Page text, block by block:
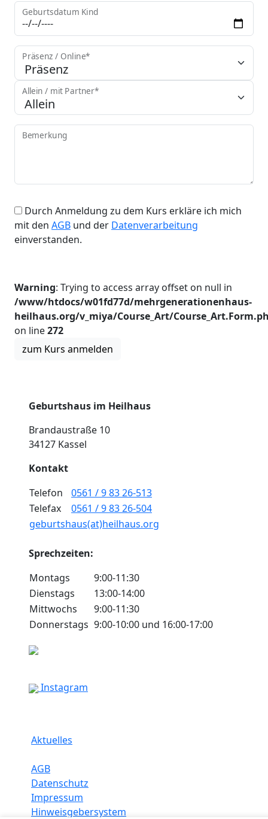
Geburtsdatum Kind
Präsenz / Online*
Allein / mit Partner*
Bemerkung
Durch Anmeldung zu dem Kurs erkläre ich mich
mit den AGB und der Datenverarbeitung
einverstanden.
Warning: Trying to access array offset on null in
/www/htdocs/w01fd77d/mehrgenerationenhaus-
heilhaus.org/v_miya/Course_Art/
on line272
Geburtshaus im Heilhaus
Brandaustraße 10
34127 Kassel
Kontakt
Telefon
0561 / 9 83 26-513
Telefax
0561 / 9 83 26-504
geburtshaus(at)heilhaus.org
Sprechzeiten:
Montags
9:00-11:30
Dienstags
13:00-14:00
Mittwochs
9:00-11:30
Donnerstags 9:00-10:00 und 16:00-17:00
Instagram
Aktuelles
AGB
Datenschutz
Impressum
Hinweisgebersystem